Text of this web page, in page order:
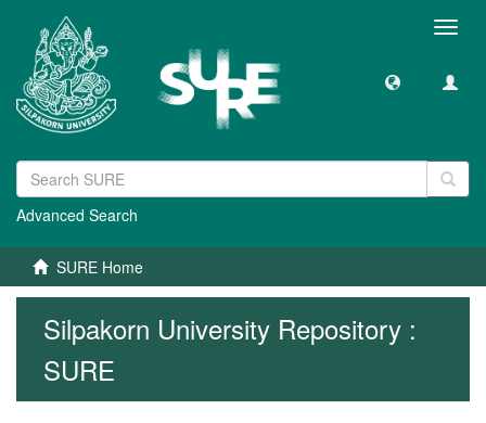
Advanced Search
SURE Home
Silpakorn University Repository :
SURE